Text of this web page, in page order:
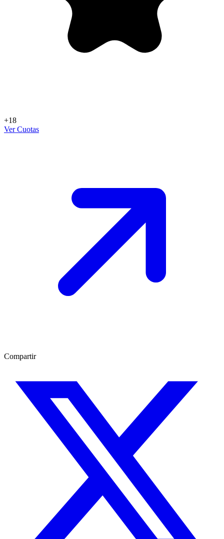
+18
Ver Cuotas
Compartir